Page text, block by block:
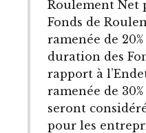
Roulement Net
Fonds de
ramenée de
duration des
rapport à
ramenée de
seront
pour les